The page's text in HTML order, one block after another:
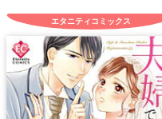
エタニティコミックス